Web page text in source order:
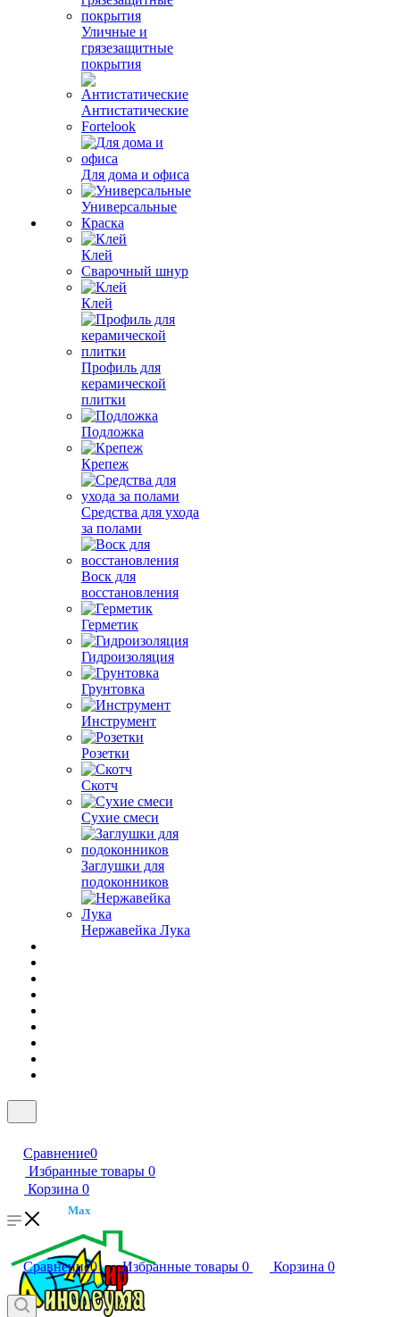
Уличные и
грязезащитные
покрытия
Антистатические
Fortelook
Для дома и офиса
Универсальные
Краска
Клей
Сварочный шнур
Клей
Профиль для
керамической
плитки
Подложка
Крепеж
Средства для ухода
за полами
Воск для
восстановления
Герметик
Гидроизоляция
Грунтовка
Инструмент
Розетки
Скотч
Сухие смеси
Заглушки для
подоконников
Нержавейка Лука
Сравнение0
Избранные товары 0
Корзина 0
Max
Сравнение0 Избранные товары 0 Корзина 0